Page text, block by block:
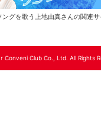
グを歌う上地由真さんの関連サ
Conveni Club Co., Ltd. All Rights